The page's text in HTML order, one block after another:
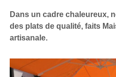
Dans un cadre chaleureux,
des plats de qualité, faits
artisanale.